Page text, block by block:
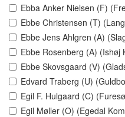
Ebba Anker Nielsen (F)
Ebbe Christensen (T)
Ebbe Jens Ahlgren (A)
Ebbe Rosenberg (A) (Ishøj
Ebbe Skovsgaard (V)
Edvard Traberg (U)
Egil F. Hulgaard (C)
Egil Møller (O) (Egedal